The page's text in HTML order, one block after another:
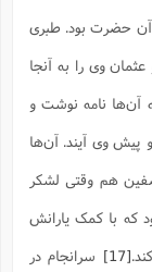
آن حضرت بود. طبری
وى را به آنجا
آن‌ها نامه نوشت و
پیش وى آیند. آن‌ها
هم وقتی لشکر
با کمک یارانش
[17]
سرانجام در